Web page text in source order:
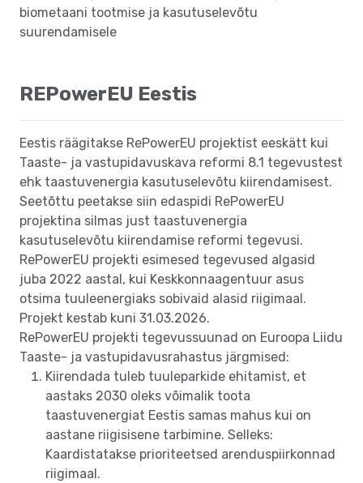
biometaani tootmise ja kasutuselevõtu
suurendamisele
REPowerEU Eestis
Eestis räägitakse RePowerEU projektist eeskätt kui
Taaste- ja vastupidavuskava reformi 8.1 tegevustest
ehk taastuvenergia kasutuselevõtu kiirendamisest.
Seetõttu peetakse siin edaspidi RePowerEU
projektina silmas just taastuvenergia
kasutuselevõtu kiirendamise reformi tegevusi.
RePowerEU projekti esimesed tegevused algasid
juba 2022 aastal, kui Keskkonnaagentuur asus
otsima tuuleenergiaks sobivaid alasid riigimaal.
Projekt kestab kuni 31.03.2026.
RePowerEU projekti tegevussuunad on Euroopa Liidu
Taaste- ja vastupidavusrahastus järgmised:
Kiirendada tuleb tuuleparkide ehitamist, et
aastaks 2030 oleks võimalik toota
taastuvenergiat Eestis samas mahus kui on
aastane riigisisene tarbimine. Selleks:
Kaardistatakse prioriteetsed arenduspiirkonnad
riigimaal.